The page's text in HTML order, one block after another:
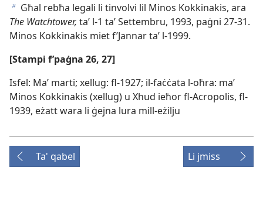
b Għal rebħa legali li tinvolvi lil Minos Kokkinakis, ara
The Watchtower, taʼ l-​1 taʼ Settembru, 1993, paġni 27-31.
Minos Kokkinakis miet f’Jannar taʼ l-​1999.
[Stampi f’paġna 26, 27]
Isfel: Maʼ marti; xellug: fl-​1927; il-​faċċata l-​oħra: maʼ
Minos Kokkinakis (xellug) u Xhud ieħor fl-​Acropolis, fl-​
1939, eżatt wara li ġejna lura mill-​eżilju
Ta' qabel Li jmiss